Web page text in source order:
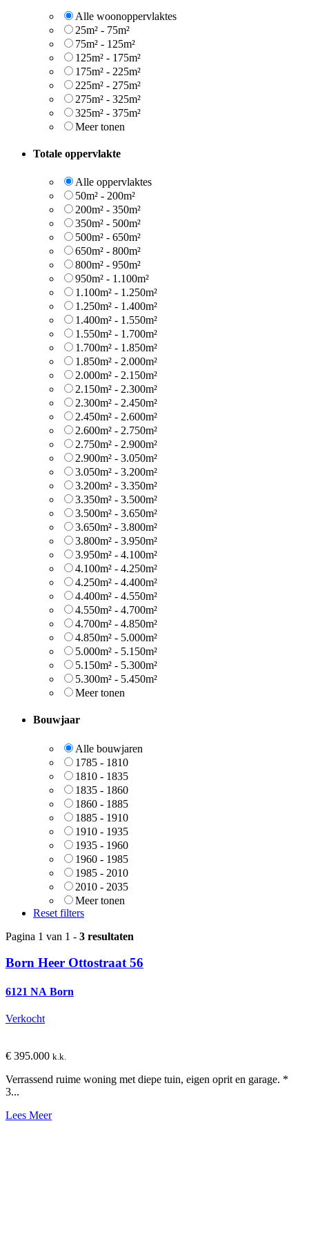
Alle woonoppervlaktes
25m² - 75m²
75m² - 125m²
125m² - 175m²
175m² - 225m²
225m² - 275m²
275m² - 325m²
325m² - 375m²
Meer tonen
Totale oppervlakte
Alle oppervlaktes
50m² - 200m²
200m² - 350m²
350m² - 500m²
500m² - 650m²
650m² - 800m²
800m² - 950m²
950m² - 1.100m²
1.100m² - 1.250m²
1.250m² - 1.400m²
1.400m² - 1.550m²
1.550m² - 1.700m²
1.700m² - 1.850m²
1.850m² - 2.000m²
2.000m² - 2.150m²
2.150m² - 2.300m²
2.300m² - 2.450m²
2.450m² - 2.600m²
2.600m² - 2.750m²
2.750m² - 2.900m²
2.900m² - 3.050m²
3.050m² - 3.200m²
3.200m² - 3.350m²
3.350m² - 3.500m²
3.500m² - 3.650m²
3.650m² - 3.800m²
3.800m² - 3.950m²
3.950m² - 4.100m²
4.100m² - 4.250m²
4.250m² - 4.400m²
4.400m² - 4.550m²
4.550m² - 4.700m²
4.700m² - 4.850m²
4.850m² - 5.000m²
5.000m² - 5.150m²
5.150m² - 5.300m²
5.300m² - 5.450m²
Meer tonen
Bouwjaar
Alle bouwjaren
1785 - 1810
1810 - 1835
1835 - 1860
1860 - 1885
1885 - 1910
1910 - 1935
1935 - 1960
1960 - 1985
1985 - 2010
2010 - 2035
Meer tonen
Reset filters
Pagina 1 van 1 - 3 resultaten
Born Heer Ottostraat 56
6121 NA Born
Verkocht
€ 395.000 k.k.
Verrassend ruime woning met diepe tuin, eigen oprit en garage. *
3...
Lees Meer